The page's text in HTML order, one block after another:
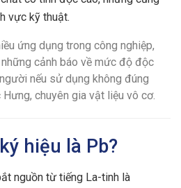
vực kỹ thuật.
ứng dụng trong công nghiệp,
cảnh báo về mức độ độc
nếu sử dụng không đúng
Hưng, chuyên gia vật liệu vô cơ.
hiệu là Pb?
nguồn từ tiếng La-tinh là